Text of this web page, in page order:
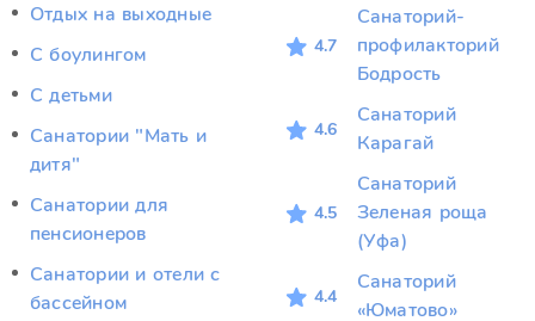
Отдых на выходные
С боулингом
С детьми
Санатории "Мать и
дитя"
Санатории для
пенсионеров
Санатории и отели с
бассейном
4.7
Санаторий-
профилакторий
Бодрость
4.6
Санаторий
Карагай
4.5
Санаторий
Зеленая роща
(Уфа)
4.4
Санаторий
«Юматово»